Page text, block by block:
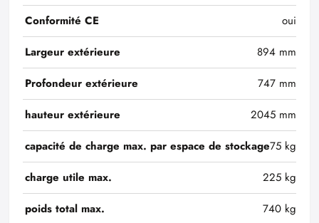
Conformité CE
oui
Largeur extérieure
894 mm
Profondeur extérieure
747 mm
hauteur extérieure
2045 mm
capacité de charge max. par espace de stockage75 kg
charge utile max.
225 kg
poids total max.
740 kg